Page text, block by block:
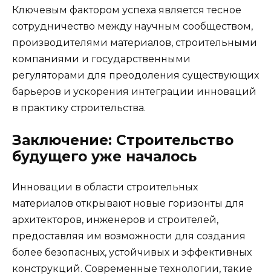
Ключевым фактором успеха является тесное
сотрудничество между научным сообществом,
производителями материалов, строительными
компаниями и государственными
регуляторами для преодоления существующих
барьеров и ускорения интеграции инноваций
в практику строительства.
Заключение: Строительство
будущего уже началось
Инновации в области строительных
материалов открывают новые горизонты для
архитекторов, инженеров и строителей,
предоставляя им возможности для создания
более безопасных, устойчивых и эффективных
конструкций. Современные технологии, такие